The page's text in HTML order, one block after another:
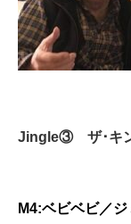
Jingle③ ザ･キ
M4:ベビベビ／